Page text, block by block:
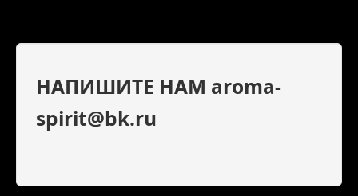
НАПИШИТЕ НАМ aroma-
spirit@bk.ru